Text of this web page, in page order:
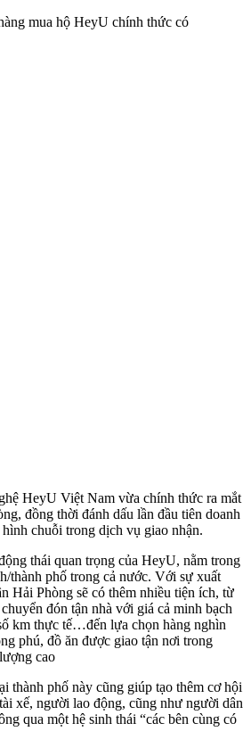
HeyU Việt Nam vừa chính thức ra mắt
đồng thời đánh dấu lần đầu tiên doanh
chuỗi trong dịch vụ giao nhận.
thái quan trọng của HeyU, nằm trong
thành phố trong cả nước. Với sự xuất
Hải Phòng sẽ có thêm nhiều tiện ích, từ
đón tận nhà với giá cả minh bạch
km thực tế…đến lựa chọn hàng nghìn
phú, đồ ăn được giao tận nơi trong
cao
thành phố này cũng giúp tạo thêm cơ hội
xế, người lao động, cũng như người dân
qua một hệ sinh thái “các bên cùng có